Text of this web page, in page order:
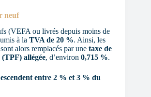
neuf
(VEFA ou livrés depuis moins de
à la TVA de 20 %. Ainsi, les
alors remplacés par une taxe de
(TPF) allégée, d’environ 0,715 %.
entre 2 % et 3 % du